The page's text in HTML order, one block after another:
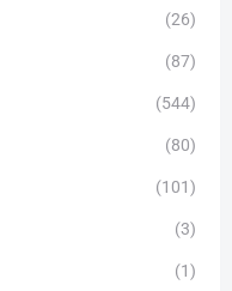
(26)
(87)
(544)
(80)
(101)
(3)
(1)